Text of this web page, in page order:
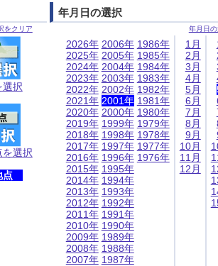
をクリア
選択
を選択
点
年月日の選択
年月日
2026年
2025年
2024年
2023年
2022年
2021年
2020年
2019年
2018年
2017年
2016年
2015年
2014年
2013年
2012年
2011年
2010年
2009年
2008年
2007年
2006年
2005年
2004年
2003年
2002年
2001年
2000年
1999年
1998年
1997年
1996年
1995年
1994年
1993年
1992年
1991年
1990年
1989年
1988年
1987年
1986年
1985年
1984年
1983年
1982年
1981年
1980年
1979年
1978年
1977年
1976年
1月
2月
3月
4月
5月
6月
7月
8月
9月
10月
11月
12月